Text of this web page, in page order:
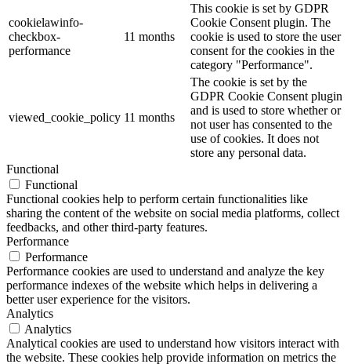
cookielawinfo-
checkbox-
performance
11 months
This cookie is set by GDPR
Cookie Consent plugin. The
cookie is used to store the user
consent for the cookies in the
category "Performance".
viewed_cookie_policy 11 months
The cookie is set by the
GDPR Cookie Consent plugin
and is used to store whether or
not user has consented to the
use of cookies. It does not
store any personal data.
Functional
Functional
Functional cookies help to perform certain functionalities like
sharing the content of the website on social media platforms, collect
feedbacks, and other third-party features.
Performance
Performance
Performance cookies are used to understand and analyze the key
performance indexes of the website which helps in delivering a
better user experience for the visitors.
Analytics
Analytics
Analytical cookies are used to understand how visitors interact with
the website. These cookies help provide information on metrics the